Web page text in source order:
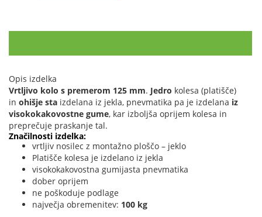
Opis izdelka
Vrtljivo kolo s premerom 125 mm. Jedro kolesa (platišče)
in ohišje sta izdelana iz jekla, pnevmatika pa je izdelana iz
visokokakovostne gume, kar izboljša oprijem kolesa in
preprečuje praskanje tal.
Značilnosti izdelka:
vrtljiv nosilec z montažno ploščo – jeklo
Platišče kolesa je izdelano iz jekla
visokokakovostna gumijasta pnevmatika
dober oprijem
ne poškoduje podlage
največja obremenitev: 100 kg